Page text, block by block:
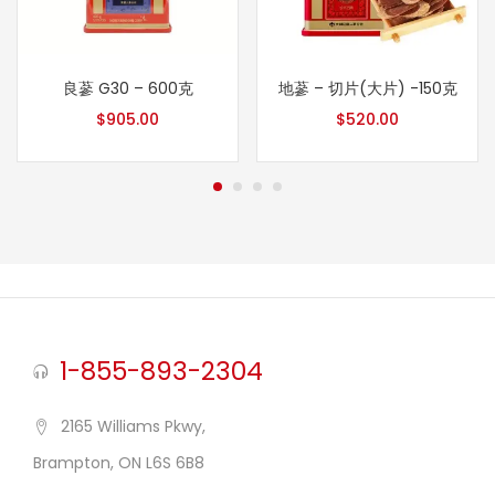
良蔘 G30 – 600克
$905.00
地蔘 – 切片(大片) -150克
$520.00
1-855-893-2304
2165 Williams Pkwy,
Brampton, ON L6S 6B8